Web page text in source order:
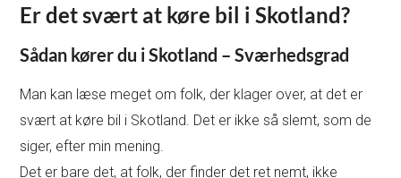
Er det svært at køre bil i Skotland?
Sådan kører du i Skotland – Sværhedsgrad
Man kan læse meget om folk, der klager over, at det er
svært at køre bil i Skotland. Det er ikke så slemt, som de
siger, efter min mening.
Det er bare det, at folk, der finder det ret nemt, ikke